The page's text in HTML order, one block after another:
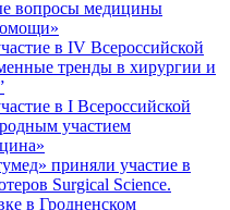
вопросы медицины
в IV Всероссийской
тренды в хирургии и
в І Всероссийской
участием
приняли участие в
Surgical Science.
в Гродненском